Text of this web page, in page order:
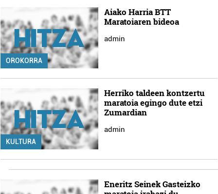
OROKORRA
Aiako Harria BTT
Maratoiaren bideoa
admin
KULTURA
Herriko taldeen kontzertu
maratoia egingo dute etzi
Zumardian
admin
Eneritz Seinek Gasteizko